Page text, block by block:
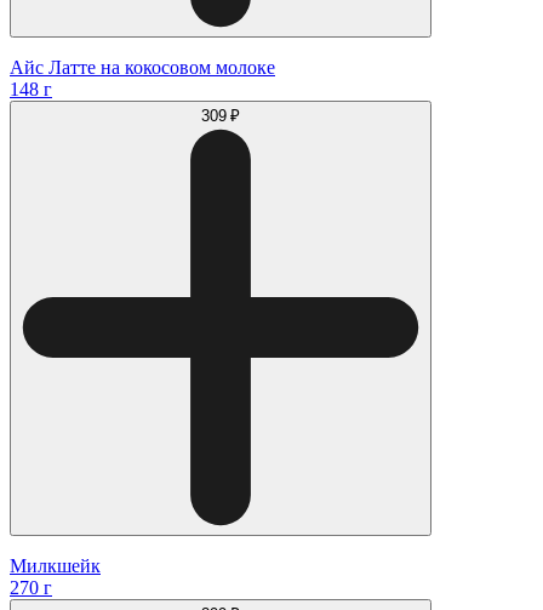
Айс Латте на кокосовом молоке
148 г
309 ₽
Милкшейк
270 г